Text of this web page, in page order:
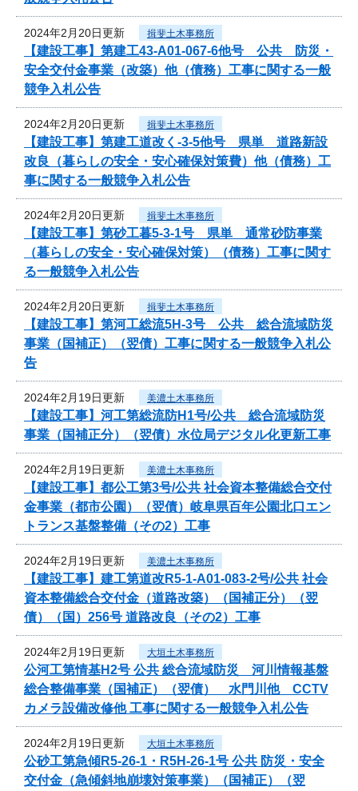
2024年2月20日更新 揖斐土木事務所
【建設工事】第建工43-A01-067-6他号 公共 防災・
安全交付金事業（改築）他（債務）工事に関する一般
競争入札公告
2024年2月20日更新 揖斐土木事務所
【建設工事】第建工道改く-3-5他号 県単 道路新設
改良（暮らしの安全・安心確保対策費）他（債務）工
事に関する一般競争入札公告
2024年2月20日更新 揖斐土木事務所
【建設工事】第砂工暮5-3-1号 県単 通常砂防事業
（暮らしの安全・安心確保対策）（債務）工事に関す
る一般競争入札公告
2024年2月20日更新 揖斐土木事務所
【建設工事】第河工総流5H-3号 公共 総合流域防災
事業（国補正）（翌債）工事に関する一般競争入札公
告
2024年2月19日更新 美濃土木事務所
【建設工事】河工第総流防H1号/公共 総合流域防災
事業（国補正分）（翌債）水位局デジタル化更新工事
2024年2月19日更新 美濃土木事務所
【建設工事】都公工第3号/公共 社会資本整備総合交付
金事業（都市公園）（翌債）岐阜県百年公園北口エン
トランス基盤整備（その2）工事
2024年2月19日更新 美濃土木事務所
【建設工事】建工第道改R5-1-A01-083-2号/公共 社会
資本整備総合交付金（道路改築）（国補正分）（翌
債）（国）256号 道路改良（その2）工事
2024年2月19日更新 大垣土木事務所
公河工第情基H2号 公共 総合流域防災 河川情報基盤
総合整備事業（国補正）（翌債） 水門川他 CCTV
カメラ設備改修他 工事に関する一般競争入札公告
2024年2月19日更新 大垣土木事務所
公砂工第急傾R5-26-1・R5H-26-1号 公共 防災・安全
交付金（急傾斜地崩壊対策事業）（国補正）（翌